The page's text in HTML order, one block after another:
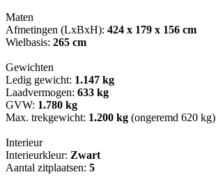
Maten
Afmetingen (LxBxH): 424 x 179 x 156 cm
Wielbasis: 265 cm
Gewichten
Ledig gewicht: 1.147 kg
Laadvermogen: 633 kg
GVW: 1.780 kg
Max. trekgewicht: 1.200 kg (ongeremd 620 kg)
Interieur
Interieurkleur: Zwart
Aantal zitplaatsen: 5